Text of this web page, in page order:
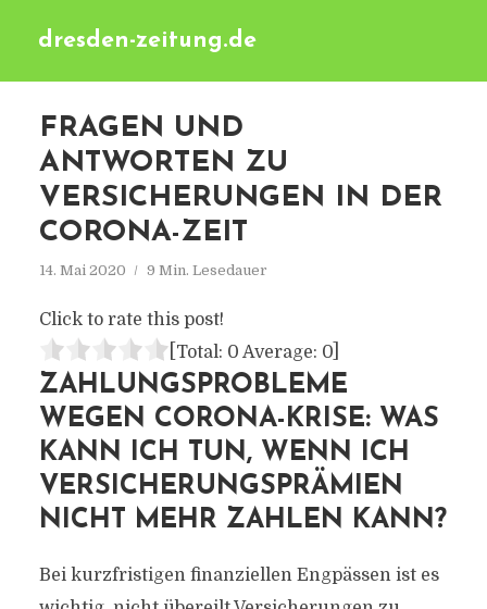
dresden-zeitung.de
FRAGEN UND
ANTWORTEN ZU
VERSICHERUNGEN IN DER
CORONA-ZEIT
14. Mai 2020 9 Min. Lesedauer
Click to rate this post!
[Total: 0 Average: 0]
ZAHLUNGSPROBLEME
WEGEN CORONA-KRISE: WAS
KANN ICH TUN, WENN ICH
VERSICHERUNGSPRÄMIEN
NICHT MEHR ZAHLEN KANN?
Bei kurzfristigen finanziellen Engpässen ist es